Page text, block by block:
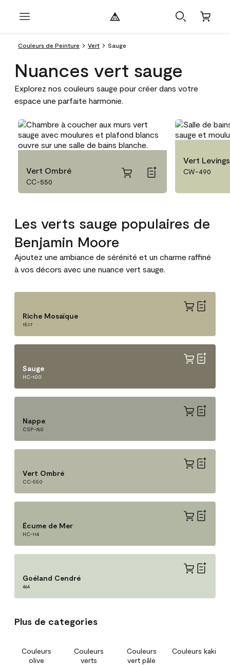
Couleurs de Peinture Vert Sauge
Nuances vert sauge
Explorez nos couleurs sauge pour créer dans votre
espace une parfaite harmonie.
Vert Ombré
CC-550
Vert
CW-490
Les verts sauge populaires de
Benjamin Moore
Ajoutez une ambiance de sérénité et un charme raffiné
à vos décors avec une nuance vert sauge.
Riche Mosaïque
1517
Sauge
HC-100
Nappe
CSP-760
Vert Ombré
CC-550
Écume de Mer
HC-114
Goéland Cendré
464
Plus de categories
Couleurs
olive
Couleurs
verts
Couleurs
vert pâle
Couleurs kaki